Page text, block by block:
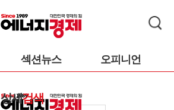
섹션뉴스 오피니언
상세검색